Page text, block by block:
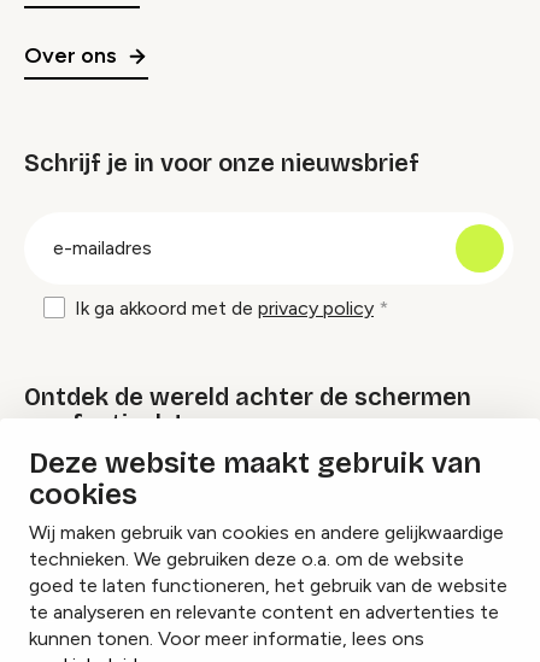
Deze website maakt gebruik van
cookies
Wij maken gebruik van cookies en andere gelijkwaardige
technieken. We gebruiken deze o.a. om de website
goed te laten functioneren, het gebruik van de website
te analyseren en relevante content en advertenties te
kunnen tonen. Voor meer informatie, lees ons
Over ons
Schrijf je in voor onze nieuwsbrief
Ik ga akkoord met de privacy policy
Ontdek de wereld achter de schermen
van festivals!
Lees onze Festival Specials
InstagramFacebookLinkedIn